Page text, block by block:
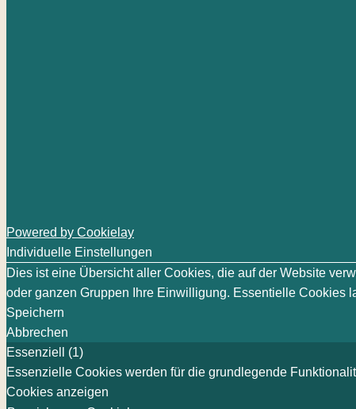
Powered by Cookielay
Individuelle Einstellungen
Dies ist eine Übersicht aller Cookies, die auf der Website
oder ganzen Gruppen Ihre Einwilligung. Essentielle Cookies
Speichern
Abbrechen
Essenziell (1)
Essenzielle Cookies werden für die grundlegende
Cookies anzeigen